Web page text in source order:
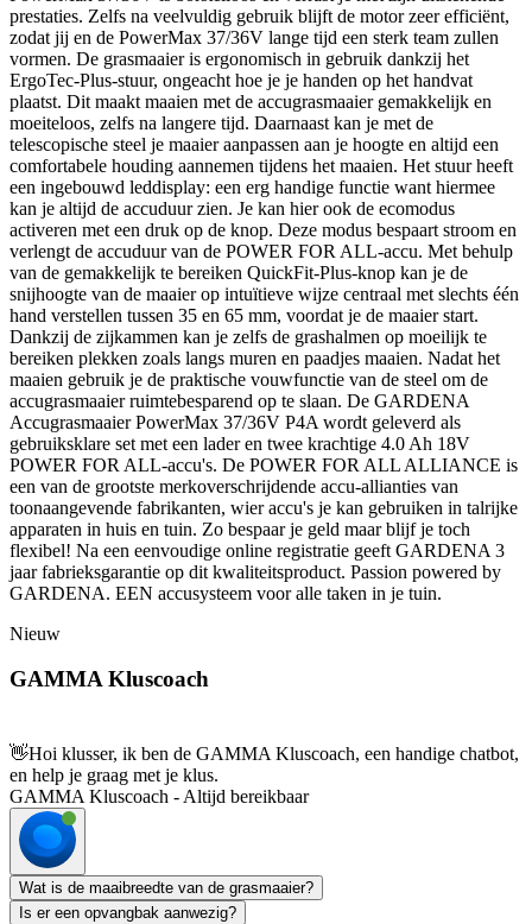
prestaties. Zelfs na veelvuldig gebruik blijft de motor zeer efficiënt,
zodat jij en de PowerMax 37/36V lange tijd een sterk team zullen
vormen. De grasmaaier is ergonomisch in gebruik dankzij het
ErgoTec-Plus-stuur, ongeacht hoe je je handen op het handvat
plaatst. Dit maakt maaien met de accugrasmaaier gemakkelijk en
moeiteloos, zelfs na langere tijd. Daarnaast kan je met de
telescopische steel je maaier aanpassen aan je hoogte en altijd een
comfortabele houding aannemen tijdens het maaien. Het stuur heeft
een ingebouwd leddisplay: een erg handige functie want hiermee
kan je altijd de accuduur zien. Je kan hier ook de ecomodus
activeren met een druk op de knop. Deze modus bespaart stroom en
verlengt de accuduur van de POWER FOR ALL-accu. Met behulp
van de gemakkelijk te bereiken QuickFit-Plus-knop kan je de
snijhoogte van de maaier op intuïtieve wijze centraal met slechts één
hand verstellen tussen 35 en 65 mm, voordat je de maaier start.
Dankzij de zijkammen kan je zelfs de grashalmen op moeilijk te
bereiken plekken zoals langs muren en paadjes maaien. Nadat het
maaien gebruik je de praktische vouwfunctie van de steel om de
accugrasmaaier ruimtebesparend op te slaan. De GARDENA
Accugrasmaaier PowerMax 37/36V P4A wordt geleverd als
gebruiksklare set met een lader en twee krachtige 4.0 Ah 18V
POWER FOR ALL-accu's. De POWER FOR ALL ALLIANCE is
een van de grootste merkoverschrijdende accu-allianties van
toonaangevende fabrikanten, wier accu's je kan gebruiken in talrijke
apparaten in huis en tuin. Zo bespaar je geld maar blijf je toch
flexibel! Na een eenvoudige online registratie geeft GARDENA 3
jaar fabrieksgarantie op dit kwaliteitsproduct. Passion powered by
GARDENA. EEN accusysteem voor alle taken in je tuin.
Nieuw
GAMMA Kluscoach
👋Hoi klusser, ik ben de GAMMA Kluscoach, een handige chatbot,
en help je graag met je klus.
GAMMA Kluscoach - Altijd bereikbaar
Wat is de maaibreedte van de grasmaaier?
Is er een opvangbak aanwezig?